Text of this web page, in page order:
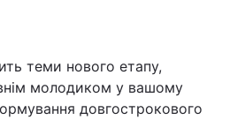
теми нового етапу,
молодиком у вашому
довгострокового